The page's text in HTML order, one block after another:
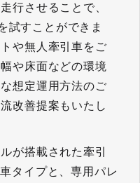
行させることで、
試すことができま
や無人牽引車をご
や床面などの環境
想定運用方法のご
改善提案もいたし
が搭載された牽引
タイプと、専用パレ